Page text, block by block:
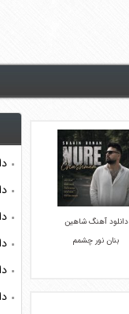
دانلود آهنگ شاهین
بنان نور چشمم